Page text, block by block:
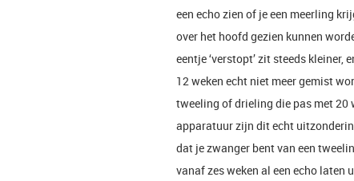
een echo zien of je een meerling
over het hoofd gezien kunnen
eentje ‘verstopt’ zit steeds
12 weken echt niet meer gemist
tweeling of drieling die pas met 20
apparatuur zijn dit echt
dat je zwanger bent van een
vanaf zes weken al een echo laten